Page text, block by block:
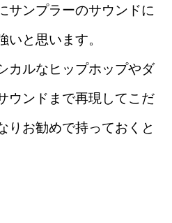
サンプラーのサウンドに
と思います。
カルなヒップホップやダ
ウンドまで再現してこだ
りお勧めで持っておくと